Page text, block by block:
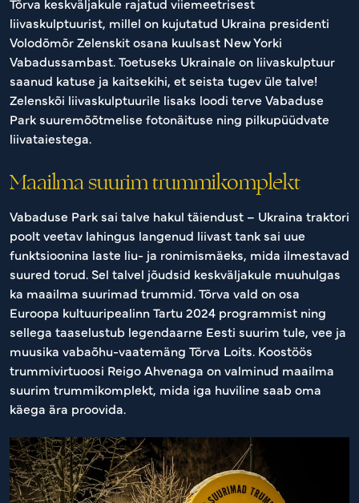
Tõrva keskväljakule rajatud viiemeetrisest
liivaskulptuurist, millel on kujutatud Ukraina presidenti
Volodõmõr Zelenskit osana kuulsast New Yorki
Vabadussambast. Toetuseks Ukrainale on liivaskulptuur
saanud katuse ja kaitsekihi, et seista tugev üle talve!
Zelenskõi liivaskulptuurile lisaks loodi terve Vabaduse
Park suuremõõtmelise fotonäituse ning pilkupüüdvate
liivataiestega.
Maailma suurim trummikomplekt
Vabaduse Park sai talve hakul täiendust – Ukraina traktori
poolt veetav lahingus langenud liivast tank sai uue
funktsioonina laste liu- ja ronimismäeks, mida ilmestavad
suured torud. Sel talvel jõudsid keskväljakule muuhulgas
ka maailma suurimad trummid. Tõrva vald on osa
Euroopa kultuuripealinn Tartu 2024 programmist ning
sellega taaselustub legendaarne Eesti suurim tule, vee ja
muusika vabaõhu-vaatemäng Tõrva Loits. Koostöös
trummivirtuoosi Reigo Ahvenaga on valminud maailma
suurim trummikomplekt, mida iga huviline saab oma
käega ära proovida.